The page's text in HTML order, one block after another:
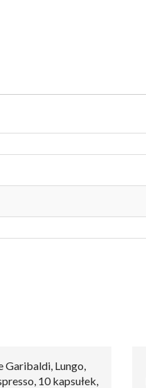
Garibaldi, Lungo,
10 kapsułek,